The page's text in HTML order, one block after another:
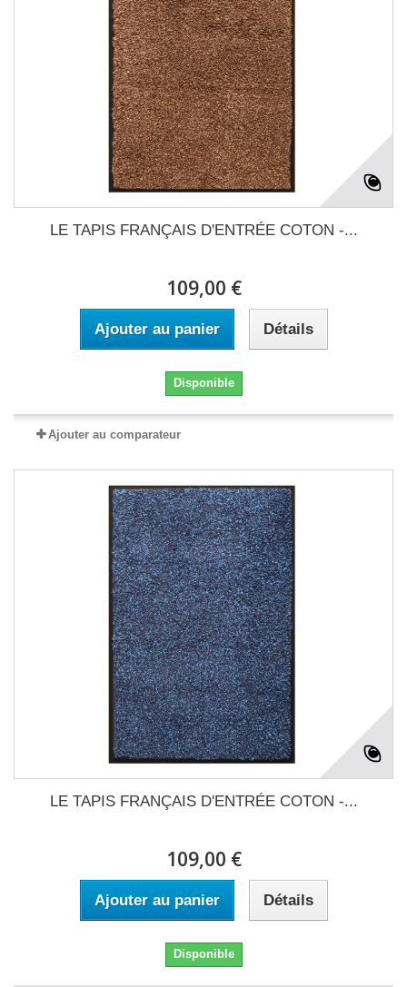
LE TAPIS FRANÇAIS D'ENTRÉE COTON -...
109,00 €
Ajouter au panier Détails
Disponible
Ajouter au comparateur
LE TAPIS FRANÇAIS D'ENTRÉE COTON -...
109,00 €
Ajouter au panier Détails
Disponible